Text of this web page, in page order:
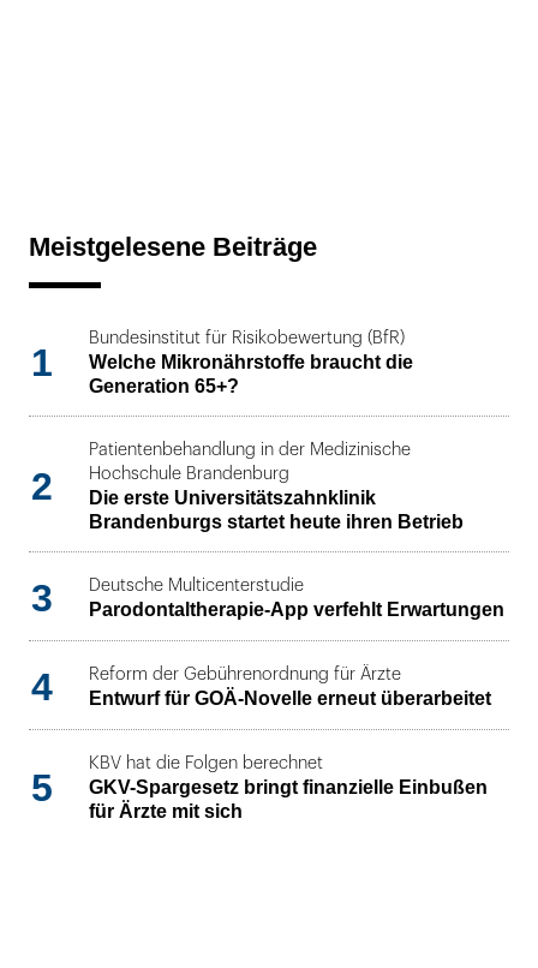
Meistgelesene Beiträge
1
Bundesinstitut für Risikobewertung (BfR)
Welche Mikronährstoffe braucht die
Generation 65+?
2
Patientenbehandlung in der Medizinische
Hochschule Brandenburg
Die erste Universitätszahnklinik
Brandenburgs startet heute ihren Betrieb
3 Deutsche Multicenterstudie
Parodontaltherapie-App verfehlt Erwartungen
4 Reform der Gebührenordnung für Ärzte
Entwurf für GOÄ-Novelle erneut überarbeitet
5
KBV hat die Folgen berechnet
GKV-Spargesetz bringt finanzielle Einbußen
für Ärzte mit sich